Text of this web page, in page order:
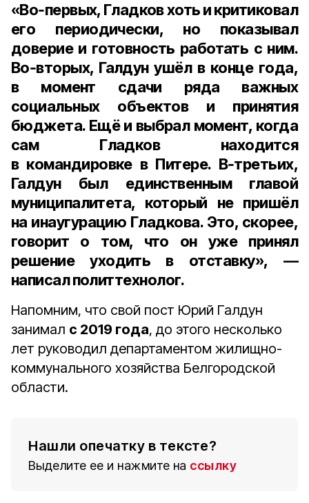
«Во‑первых, Гладков хоть и критиковал
его периодически, но показывал
доверие и готовность работать с ним.
Во‑вторых, Галдун ушёл в конце года,
в момент сдачи ряда важных
социальных объектов и принятия
бюджета. Ещё и выбрал момент, когда
сам Гладков находится
в командировке в Питере. В‑третьих,
Галдун был единственным главой
муниципалитета, который не пришёл
на инаугурацию Гладкова. Это, скорее,
говорит о том, что он уже принял
решение уходить в отставку», —
написал политтехнолог.
Напомним, что свой пост Юрий Галдун
занимал с 2019 года, до этого несколько
лет руководил департаментом жилищно-
коммунального хозяйства Белгородской
области.
Нашли опечатку в тексте?
Выделите ее и нажмите на ссылку